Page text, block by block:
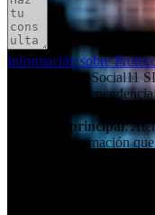
Información sobre
Responsable: Social11
Dirección:
Finalidad principal:
remitir la información
: Acceso,
datos, de limitación y
objeto de decisiones